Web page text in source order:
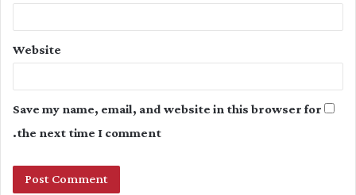
Website
Save my name, email, and website in this browser for
the next time I comment.